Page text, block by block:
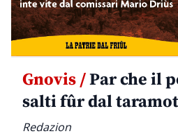
Gnovis /Par che il
salti fûr dal
Redazion